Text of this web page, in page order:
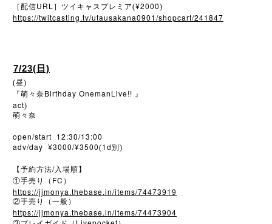
［配信URL ］ツイキャスプレミア(¥2000)
https://twitcasting.tv/utausakana0901/shopcart/241847
7/23(日)
(昼)
『萌々奈Birthday OnemanLive!! 』
act)
萌々奈
open/start 12:30/13:00
adv/day ¥3000/¥3500(1d 別)
【予約方法/入場順】
①手売り（ FC ）
https://jjmonya.thebase.in/items/74473919
②手売り（一般）
https://jjmonya.thebase.in/items/74473904